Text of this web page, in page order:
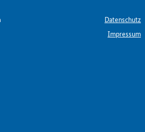
Datenschutz
Impressum